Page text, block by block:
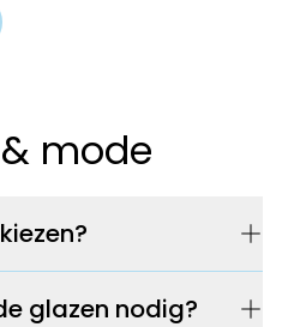
mode
glazen nodig?